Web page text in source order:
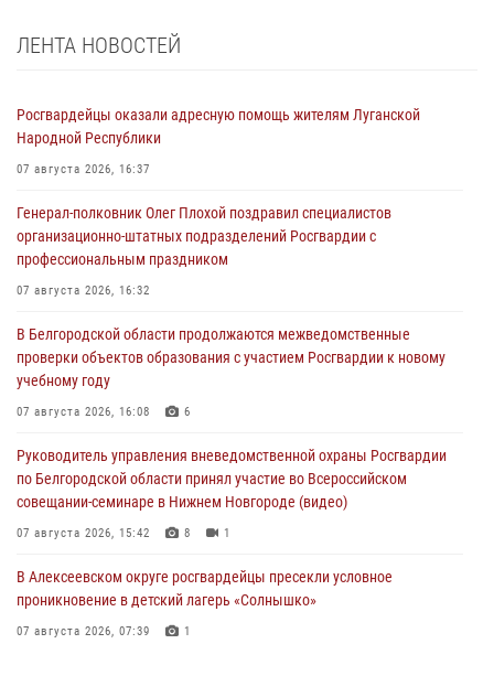
ЛЕНТА НОВОСТЕЙ
Росгвардейцы оказали адресную помощь жителям Луганской
Народной Республики
07 августа 2026, 16:37
Генерал-полковник Олег Плохой поздравил специалистов
организационно-штатных подразделений Росгвардии с
профессиональным праздником
07 августа 2026, 16:32
В Белгородской области продолжаются межведомственные
проверки объектов образования с участием Росгвардии к новому
учебному году
07 августа 2026, 16:08 6
Руководитель управления вневедомственной охраны Росгвардии
по Белгородской области принял участие во Всероссийском
совещании-семинаре в Нижнем Новгороде (видео)
07 августа 2026, 15:42 8 1
В Алексеевском округе росгвардейцы пресекли условное
проникновение в детский лагерь «Солнышко»
07 августа 2026, 07:39 1